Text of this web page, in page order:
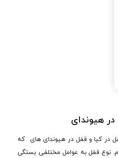
در هیوندای
در کیا و قفل در هیوندای های که
نوع قفل به عوامل مختلفی بستگی